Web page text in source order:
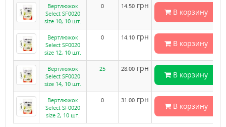
Вертлюжок
Select SF0020
size 10, 10 шт.
0 14.50 грн
В корзину
Вертлюжок
Select SF0020
size 12, 10 шт.
0 14.10 грн
В корзину
Вертлюжок
Select SF0020
size 14, 10 шт.
25 28.00 грн
В корзину
Вертлюжок
Select SF0020
size 2, 10 шт.
0 31.00 грн
В корзину